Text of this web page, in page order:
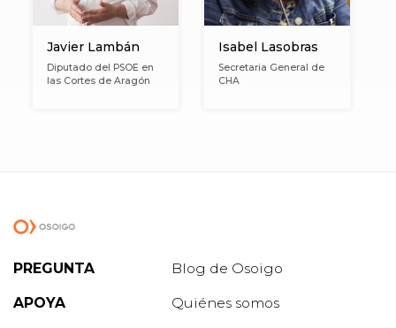
Javier Lambán
Diputado del PSOE en
las Cortes de Aragón
Isabel Lasobras
Secretaria General de
CHA
PREGUNTA
APOYA
Blog de Osoigo
Quiénes somos